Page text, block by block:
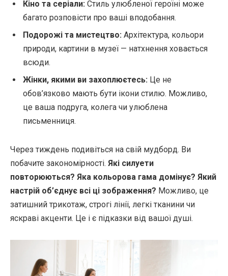
Кіно та серіали: Стиль улюбленої героїні може
багато розповісти про ваші вподобання.
Подорожі та мистецтво: Архітектура, кольори
природи, картини в музеї — натхнення ховається
всюди.
Жінки, якими ви захоплюєтесь: Це не
обов’язково мають бути ікони стилю. Можливо,
це ваша подруга, колега чи улюблена
письменниця.
Через тиждень подивіться на свій мудборд. Ви
побачите закономірності. Які силуети
повторюються? Яка кольорова гама домінує? Який
настрій об’єднує всі ці зображення? Можливо, це
затишний трикотаж, строгі лінії, легкі тканини чи
яскраві акценти. Це і є підказки від вашої душі.